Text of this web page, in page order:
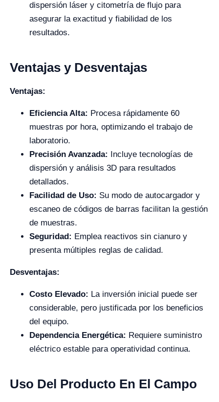
dispersión láser y citometría de flujo para
asegurar la exactitud y fiabilidad de los
resultados.
Ventajas y Desventajas
Ventajas:
Eficiencia Alta: Procesa rápidamente 60
muestras por hora, optimizando el trabajo de
laboratorio.
Precisión Avanzada: Incluye tecnologías de
dispersión y análisis 3D para resultados
detallados.
Facilidad de Uso: Su modo de autocargador y
escaneo de códigos de barras facilitan la gestión
de muestras.
Seguridad: Emplea reactivos sin cianuro y
presenta múltiples reglas de calidad.
Desventajas:
Costo Elevado: La inversión inicial puede ser
considerable, pero justificada por los beneficios
del equipo.
Dependencia Energética: Requiere suministro
eléctrico estable para operatividad continua.
Uso Del Producto En El Campo